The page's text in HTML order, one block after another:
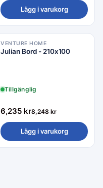
Lägg i varukorg
Rea −24%
VENTURE HOME
Julian Bord - 210x100
Tillgänglig
6,235 kr8,248kr
Lägg i varukorg